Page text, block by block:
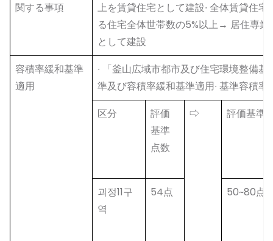
関する事項
上を賃貸住宅として建設∙ 全体賃貸住
る住宅全体世帯数の5%以上→ 居住専
として建設
容積率緩和基準
適用
∙ 「釜山広域市都市及び住宅環境整備
準及び容積率緩和基準適用∙ 基準容積
区分
評価
基準
点数
⇨ 評価基準
괴정11구
역
54点 50~80点